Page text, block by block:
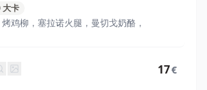
大卡
鸡柳，塞拉诺火腿，曼切戈奶酪，
17€